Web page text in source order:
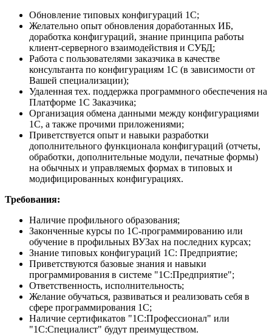
Обновление типовых конфигураций 1С;
Желательно опыт обновления доработанных ИБ,
доработка конфигураций, знание принципа работы
клиент-серверного взаимодействия и СУБД;
Работа с пользователями заказчика в качестве
консультанта по конфигурациям 1С (в зависимости от
Вашей специализации);
Удаленная тех. поддержка программного обеспечения на
Платформе 1С Заказчика;
Организация обмена данными между конфигурациями
1С, а также прочими приложениями;
Приветствуется опыт и навыки разработки
дополнительного функционала конфигураций (отчеты,
обработки, дополнительные модули, печатные формы)
на обычных и управляемых формах в типовых и
модифицированных конфигурациях.
Требования:
Наличие профильного образования;
Законченные курсы по 1С-программированию или
обучение в профильных ВУЗах на последних курсах;
Знание типовых конфигураций 1С: Предприятие;
Приветствуются базовые знания и навыки
программирования в системе "1С:Предприятие";
Ответственность, исполнительность;
Желание обучаться, развиваться и реализовать себя в
сфере программирования 1С;
Наличие сертификатов "1С:Профессионал" или
"1С:Специалист" будут преимуществом.